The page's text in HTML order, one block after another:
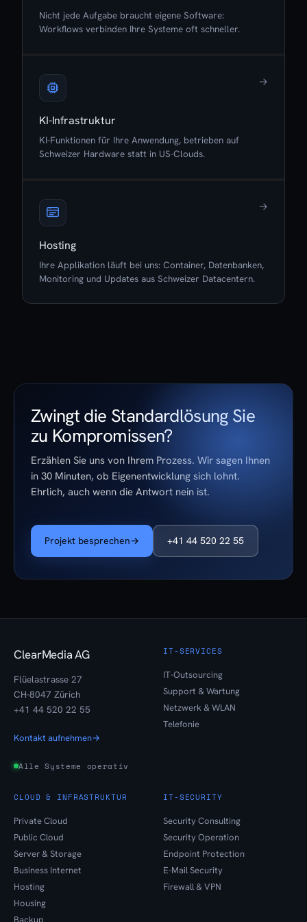
Nicht jede Aufgabe braucht eigene Software:
Workflows verbinden Ihre Systeme oft schneller.
KI-Infrastruktur
KI-Funktionen für Ihre Anwendung, betrieben auf
Schweizer Hardware statt in US-Clouds.
→
Hosting
Ihre Applikation läuft bei uns: Container, Datenbanken,
Monitoring und Updates aus Schweizer Datacentern.
→
Zwingt die Standardlösung Sie
zu Kompromissen?
Erzählen Sie uns von Ihrem Prozess. Wir sagen Ihnen
in 30 Minuten, ob Eigenentwicklung sich lohnt.
Ehrlich, auch wenn die Antwort nein ist.
Projekt besprechen→ +41 44 520 22 55
ClearMedia AG
Flüelastrasse 27
CH-8047 Zürich
+41 44 520 22 55
Kontakt aufnehmen→
Alle Systeme operativ
IT-SERVICES
IT-Outsourcing
Support & Wartung
Netzwerk & WLAN
Telefonie
CLOUD & INFRASTRUKTUR
Private Cloud
Public Cloud
Server & Storage
Business Internet
Hosting
Housing
Backup
IT-SECURITY
Security Consulting
Security Operation
Endpoint Protection
E-Mail Security
Firewall & VPN